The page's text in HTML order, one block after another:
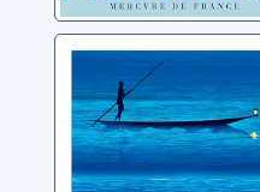
Aucune nuit ne
sera noire
Diome, Fatou